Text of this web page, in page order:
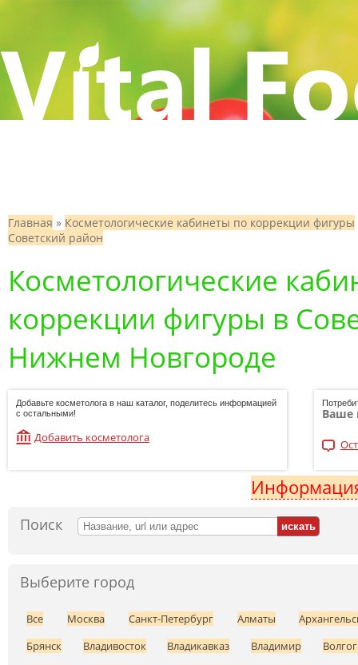
Главная » Косметологические кабинеты по коррекции фигуры
Советский район
Косметологические
коррекции фигуры в
Нижнем Новгороде
Добавьте косметолога в наш каталог, поделитесь информацией
с остальными!
Добавить косметолога
Ваше
Поиск
Выберите город
Все Москва Санкт-Петербург Алматы
Брянск
Владивосток Владикавказ Владимир